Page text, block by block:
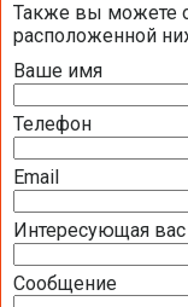
Также вы можете
расположенной
Ваше имя
Телефон
Email
Интересующая вас
Сообщение